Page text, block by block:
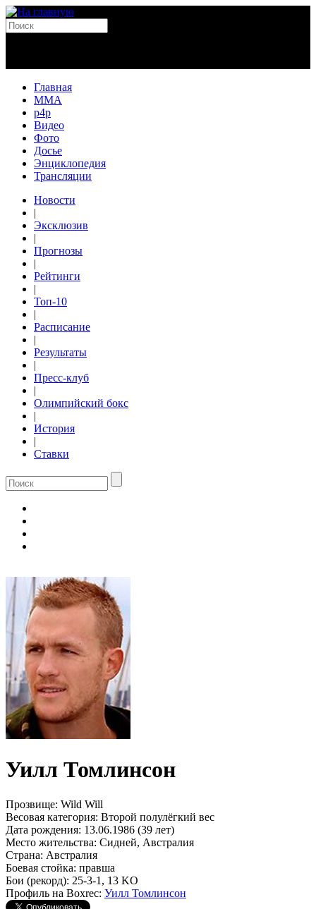
Главная
MMA
p4p
Видео
Фото
Досье
Энциклопедия
Трансляции
Новости
|
Эксклюзив
|
Прогнозы
|
Рейтинги
|
Топ-10
|
Расписание
|
Результаты
|
Пресс-клуб
|
Олимпийский бокс
|
История
|
Ставки
Уилл Томлинсон
Прозвище: Wild Will
Весовая категория: Второй полулёгкий вес
Дата рождения: 13.06.1986 (39 лет)
Место жительства: Сидней, Австралия
Страна: Австралия
Боевая стойка: правша
Бои (рекорд): 25-3-1, 13 KO
Профиль на Boxrec: Уилл Томлинсон